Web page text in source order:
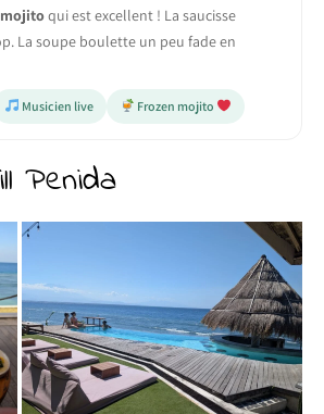
qui est excellent ! La saucisse
La soupe boulette un peu fade en
Musicien live Frozen mojito
Penida